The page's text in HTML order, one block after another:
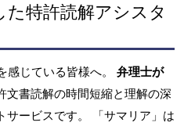
た特許読解アシスタ
感じている皆様へ。 弁理士が
文書読解の時間短縮と理解の深
サービスです。 「サマリア」は